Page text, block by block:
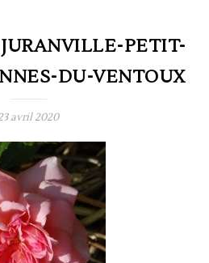
PETIT-
DU-VENTOUX
avril 2020